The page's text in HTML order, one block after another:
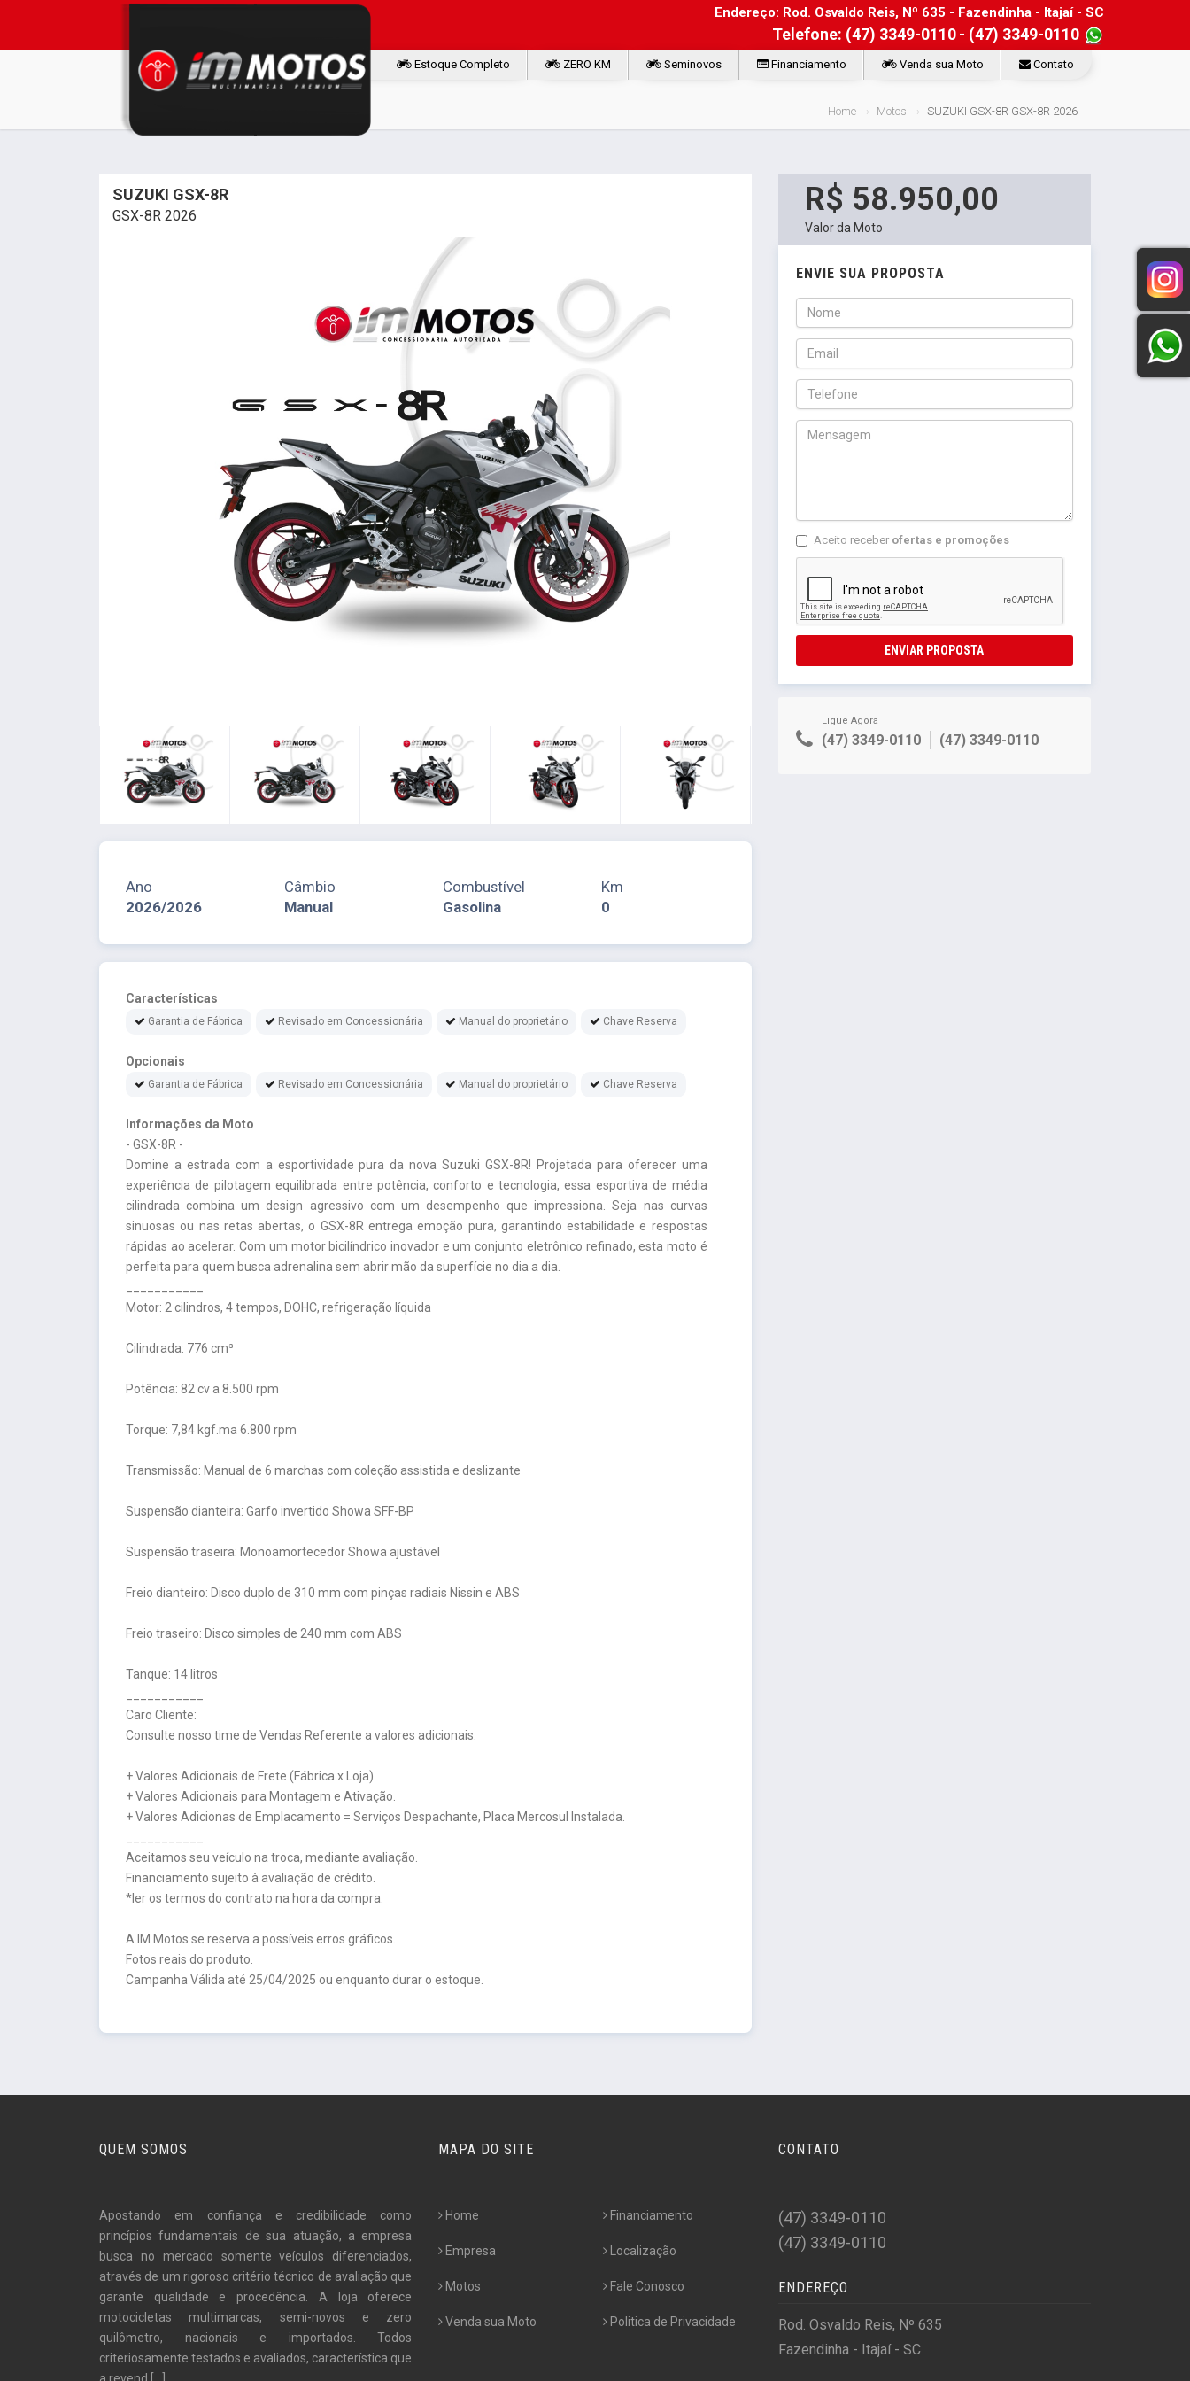
Endereço: Rod. Osvaldo Reis, Nº 635 - Fazendinha - Itajaí - SC
Telefone: (47) 3349-0110- (47) 3349-0110
Estoque Completo ZERO KM Seminovos Financiamento Venda sua Moto Contato
Home Motos SUZUKI GSX-8R GSX-8R 2026
SUZUKI GSX-8R
GSX-8R 2026
Ano
2026/2026
Câmbio
Manual
Combustível
Gasolina
Km
0
Características
Garantia de Fábrica Revisado em Concessionária Manual do proprietário Chave Reserva
Opcionais
Garantia de Fábrica Revisado em Concessionária Manual do proprietário Chave Reserva
Informações da Moto
- GSX-8R -
Domine a estrada com a esportividade pura da nova Suzuki GSX-8R! Projetada para oferecer uma
experiência de pilotagem equilibrada entre potência, conforto e tecnologia, essa esportiva de média
cilindrada combina um design agressivo com um desempenho que impressiona. Seja nas curvas
sinuosas ou nas retas abertas, o GSX-8R entrega emoção pura, garantindo estabilidade e respostas
rápidas ao acelerar. Com um motor bicilíndrico inovador e um conjunto eletrônico refinado, esta moto é
perfeita para quem busca adrenalina sem abrir mão da superfície no dia a dia.
Motor: 2 cilindros, 4 tempos, DOHC, refrigeração líquida
Cilindrada: 776 cm³
Potência: 82 cv a 8.500 rpm
Torque: 7,84 kgf.ma 6.800 rpm
Transmissão: Manual de 6 marchas com coleção assistida e deslizante
Suspensão dianteira: Garfo invertido Showa SFF-BP
Suspensão traseira: Monoamortecedor Showa ajustável
Freio dianteiro: Disco duplo de 310 mm com pinças radiais Nissin e ABS
Freio traseiro: Disco simples de 240 mm com ABS
Tanque: 14 litros
Caro Cliente:
Consulte nosso time de Vendas Referente a valores adicionais:
+ Valores Adicionais de Frete (Fábrica x Loja).
+ Valores Adicionais para Montagem e Ativação.
+ Valores Adicionas de Emplacamento = Serviços Despachante, Placa Mercosul Instalada.
Aceitamos seu veículo na troca, mediante avaliação.
Financiamento sujeito à avaliação de crédito.
*ler os termos do contrato na hora da compra.
A IM Motos se reserva a possíveis erros gráficos.
Fotos reais do produto.
Campanha Válida até 25/04/2025 ou enquanto durar o estoque.
R$ 58.950,00
Valor da Moto
ENVIE SUA PROPOSTA
Aceito receber ofertas e promoções
ENVIAR PROPOSTA
Ligue Agora
(47) 3349-0110 (47) 3349-0110
QUEM SOMOS
Apostando em confiança e credibilidade como
princípios fundamentais de sua atuação, a empresa
busca no mercado somente veículos diferenciados,
através de um rigoroso critério técnico de avaliação que
garante qualidade e procedência. A loja oferece
motocicletas multimarcas, semi-novos e zero
quilômetro, nacionais e importados. Todos
criteriosamente testados e avaliados, característica que
MAPA DO SITE
Home
Empresa
Motos
Venda sua Moto
Financiamento
Localização
Fale Conosco
Politica de Privacidade
CONTATO
(47) 3349-0110
(47) 3349-0110
ENDEREÇO
Rod. Osvaldo Reis, Nº 635
Fazendinha - Itajaí - SC